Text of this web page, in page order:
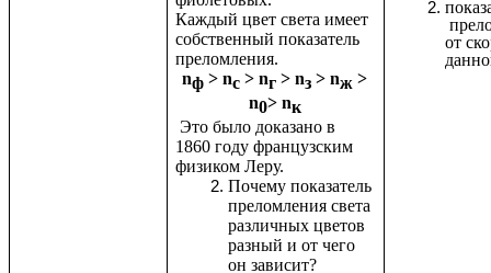
Каждый цвет света имеет
собственный показатель
преломления.
nф > nс > nг > nз > nж >
n0> nк
Это было доказано в
1860 году французским
физиком Леру.
Почему показатель
преломления света
различных цветов
разный и от чего
он зависит?
от